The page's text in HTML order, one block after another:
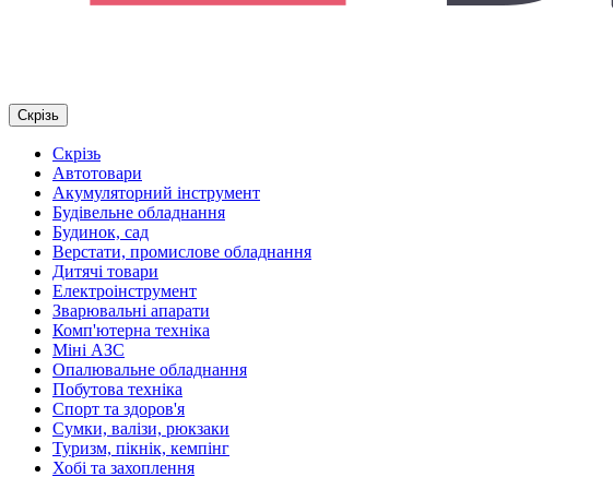
Скрізь
Скрізь
Автотовари
Акумуляторний інструмент
Будівельне обладнання
Будинок, сад
Верстати, промислове обладнання
Дитячі товари
Електроінструмент
Зварювальні апарати
Комп'ютерна техніка
Міні АЗС
Опалювальне обладнання
Побутова техніка
Спорт та здоров'я
Сумки, валізи, рюкзаки
Туризм, пікнік, кемпінг
Хобі та захоплення